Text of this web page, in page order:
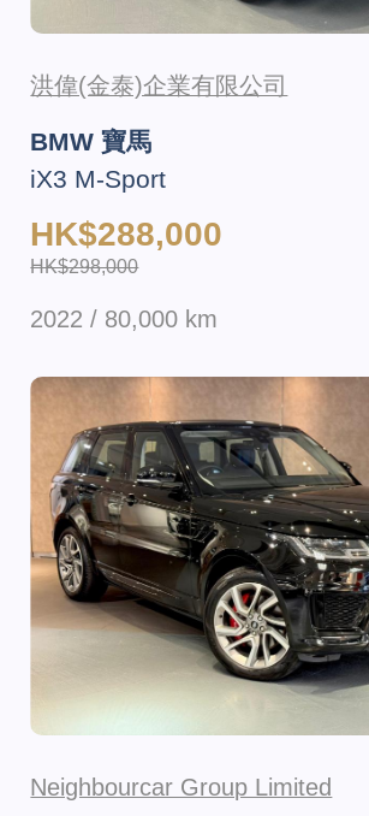
洪偉(金泰)企業有限公司
BMW 寶馬
iX3 M-Sport
HK$288,000
HK$298,000
2022 / 80,000 km
Neighbourcar Group Limited